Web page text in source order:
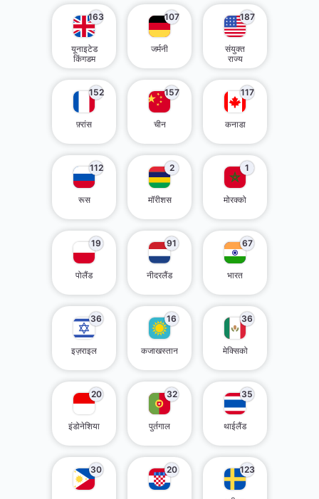
163
यूनाइटेड
किंगडम
107
जर्मनी
187
संयुक्त
राज्य
152
फ़्रांस
157
चीन
117
कनाडा
112
रूस
2
मॉरीशस
1
मोरक्को
19
पोलैंड
91
नीदरलैंड
67
भारत
36
इज़राइल
16
कजाखस्तान
36
मेक्सिको
20
इंडोनेशिया
32
पुर्तगाल
35
थाईलैंड
30 20 123